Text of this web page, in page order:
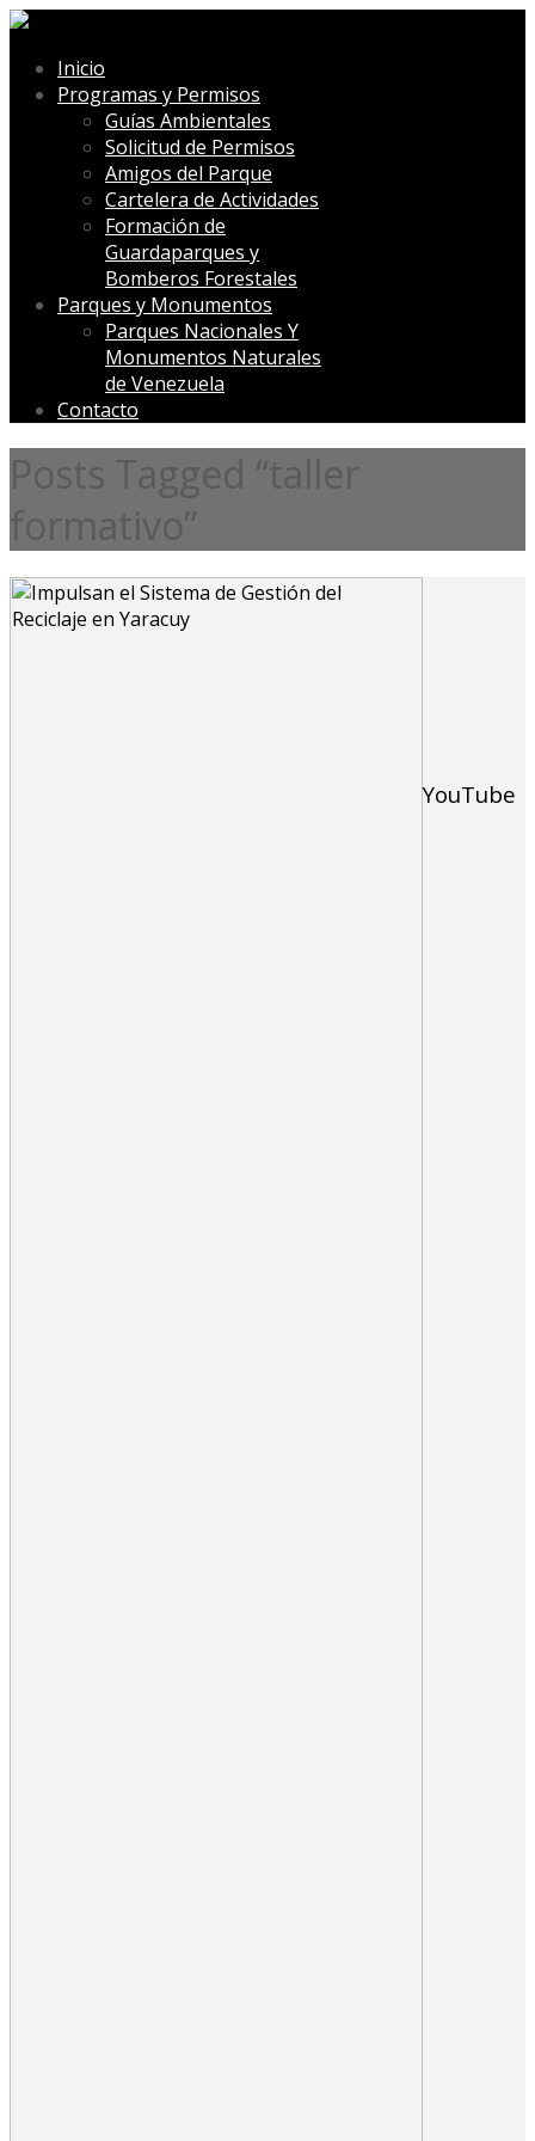
Inicio
Programas y Permisos
Guías Ambientales
Solicitud de Permisos
Amigos del Parque
Cartelera de Actividades
Formación de
Guardaparques y
Bomberos Forestales
Parques y Monumentos
Parques Nacionales Y
Monumentos Naturales
de Venezuela
Contacto
Posts Tagged “taller
formativo”
YouTube